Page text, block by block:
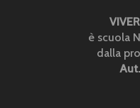
è scuola
dalla